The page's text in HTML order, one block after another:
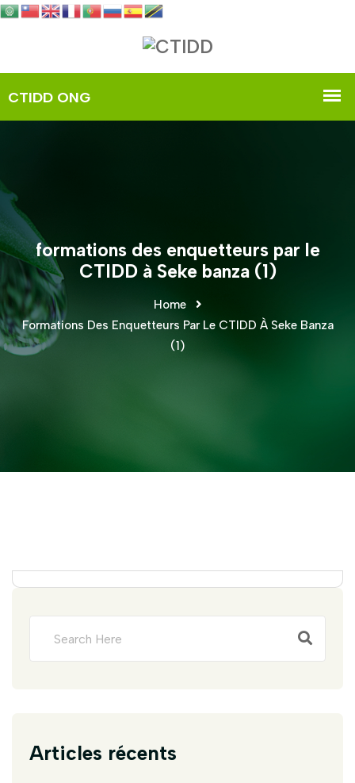
formations des enquetteurs par le
CTIDD à Seke banza (1)
Home
Formations Des Enquetteurs Par Le CTIDD À Seke Banza
(1)
Articles récents